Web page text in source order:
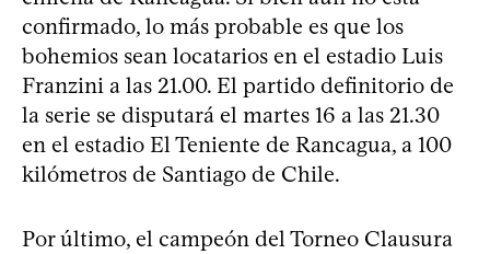
confirmado, lo más probable es que los
bohemios sean locatarios en el estadio Luis
Franzini a las 21.00. El partido definitorio de
la serie se disputará el martes 16 a las 21.30
en el estadio El Teniente de Rancagua, a 100
kilómetros de Santiago de Chile.
Por último, el campeón del Torneo Clausura